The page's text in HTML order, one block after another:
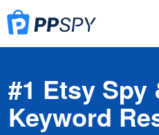
#1 Etsy Spy
Keyword